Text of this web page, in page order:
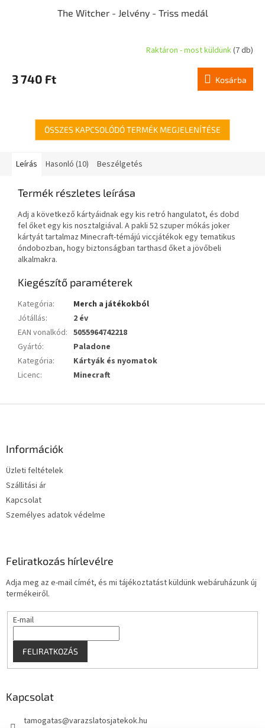
The Witcher - Jelvény - Triss medál
Raktáron - most küldünk(7 db)
3 740 Ft Kosárba
ÖSSZES KAPCSOLÓDÓ TERMÉK MEGJELENÍTÉSE
Leírás Hasonló (10) Beszélgetés
Termék részletes leírása
Adj a következő kártyáidnak egy kis retró hangulatot, és dobd
fel őket egy kis nosztalgiával. A pakli 52 szuper mókás joker
kártyát tartalmaz Minecraft-témájú viccjátékok egy tematikus
óndobozban, hogy biztonságban tarthasd őket a jövőbeli
alkalmakra.
Kiegészítő paraméterek
Kategória:
Merch a játékokból
Jótállás:
2 év
EAN vonalkód: 5055964742218
Gyártó:
Paladone
Kategória:
Kártyák és nyomatok
Licenc: Minecraft
Információk
Üzleti feltételek
Szállitási ár
Kapcsolat
Személyes adatok védelme
Feliratkozás hírlevélre
Adja meg az e-mail címét, és mi tájékoztatást küldünk webáruházunk új
termékeiről.
E-mail
FELIRATKOZÁS
Kapcsolat
tamogatas@varazslatosjatekok.hu